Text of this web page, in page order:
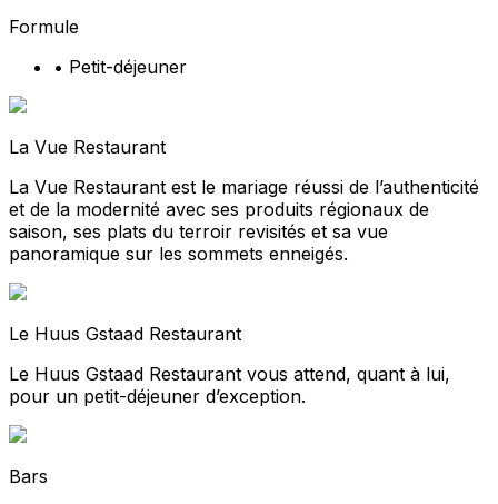
Formule
• Petit-déjeuner
La Vue Restaurant
La Vue Restaurant est le mariage réussi de l’authenticité
et de la modernité avec ses produits régionaux de
saison, ses plats du terroir revisités et sa vue
panoramique sur les sommets enneigés.
Le Huus Gstaad Restaurant
Le Huus Gstaad Restaurant vous attend, quant à lui,
pour un petit-déjeuner d’exception.
Bars